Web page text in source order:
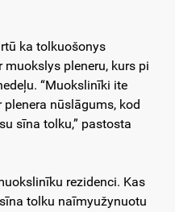
ka tolkuošonys
pleneru, kurs pi
“Muokslinīki ite
nūslāgums, kod
sīna tolku,” pastosta
rezidenci. Kas
tolku naīmyužynuotu